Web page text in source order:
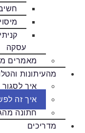
עסקה
מאמרים
מהעיתונות
איך
איך זה
חתונה
מדריכים